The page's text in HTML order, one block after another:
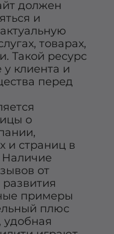
должен
и
товарах,
Такой ресурс
клиента и
перед
о
и страниц в
Наличие
от
примеры
плюс